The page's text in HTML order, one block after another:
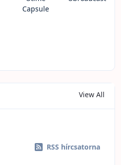
Capsule
View All
RSS hírcsatorna